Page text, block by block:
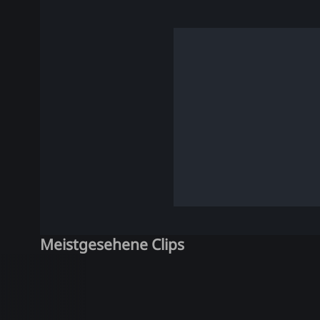
Meistgesehene Clips